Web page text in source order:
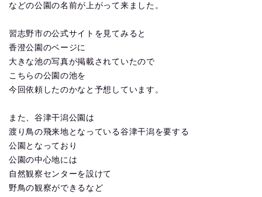
などの公園の名前が上がって来ました。
習志野市の公式サイトを見てみると
香澄公園のベージに
大きな池の写真が掲載されていたので
こちらの公園の池を
今回依頼したのかなと予想しています。
また、谷津干潟公園は
渡り鳥の飛来地となっている谷津干潟を要する
公園となっており
公園の中心地には
自然観察センターを設けて
野鳥の観察ができるなど